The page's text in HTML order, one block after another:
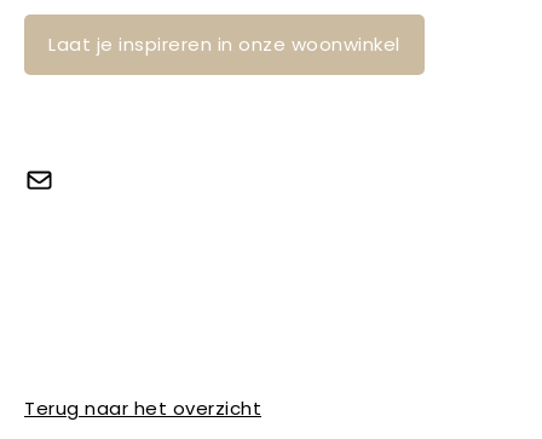
Laat je inspireren in onze woonwinkel
Terug naar het overzicht